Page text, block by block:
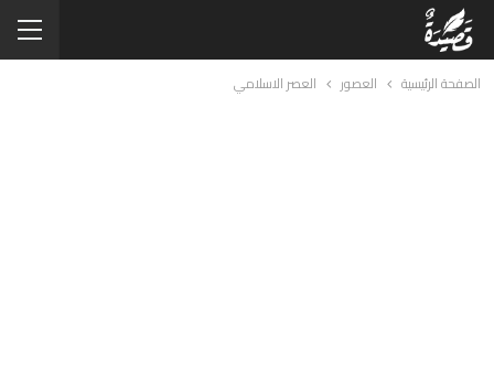
الصفحة الرئيسية العصور العصر الاسلامي